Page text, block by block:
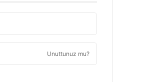
Unuttunuz mu?